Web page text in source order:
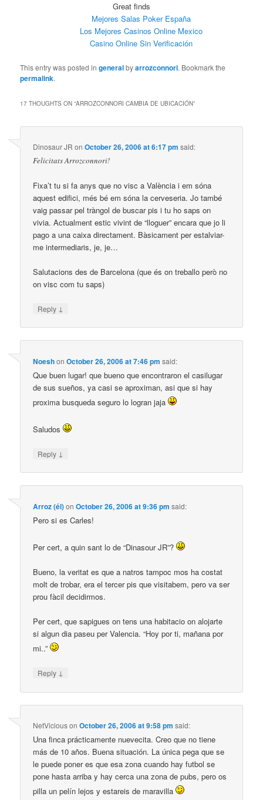
Great finds
Mejores Salas Poker España
Los Mejores Casinos Online Mexico
Casino Online Sin Verificación
This entry was posted ingeneralbyarrozconnori. Bookmark the
permalink.
17 THOUGHTS ON “ARROZCONNORI CAMBIA DE UBICACIÓN”
Dinosaur JR onOctober 26, 2006 at 6:17 pm said:
Felicitats Arrozconnori!
Fixa’t tu si fa anys que no visc a València i em sóna
aquest edifici, més bé em sóna la cerveseria. Jo també
vaig passar pel tràngol de buscar pis i tu ho saps on
vivia. Actualment estic vivint de “lloguer” encara que jo li
pago a una caixa directament. Bàsicament per estalviar-
me intermediaris, je, je…
Salutacions des de Barcelona (que és on treballo però no
on visc com tu saps)
Reply ↓
NoeshonOctober 26, 2006 at 7:46 pm said:
Que buen lugar! que bueno que encontraron el casilugar
de sus sueños, ya casi se aproximan, asi que si hay
proxima busqueda seguro lo logran jaja
Saludos
Reply ↓
Arroz (él)onOctober 26, 2006 at 9:36 pm said:
Pero si es Carles!
Per cert, a quin sant lo de “Dinasour JR”?
Bueno, la veritat es que a natros tampoc mos ha costat
molt de trobar, era el tercer pis que visitabem, pero va ser
prou fàcil decidirmos.
Per cert, que sapigues on tens una habitacio on alojarte
si algun dia paseu per Valencia. “Hoy por ti, mañana por
mi..”
Reply ↓
NetViciousonOctober 26, 2006 at 9:58 pm said:
Una finca prácticamente nuevecita. Creo que no tiene
más de 10 años. Buena situación. La única pega que se
le puede poner es que esa zona cuando hay futbol se
pone hasta arriba y hay cerca una zona de pubs, pero os
pilla un pelín lejos y estareis de maravilla